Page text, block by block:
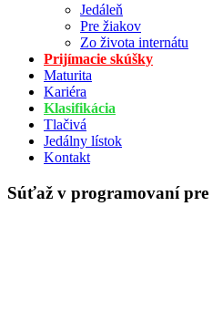
Jedáleň
Pre žiakov
Zo života internátu
Prijímacie skúšky
Maturita
Kariéra
Klasifikácia
Tlačivá
Jedálny lístok
Kontakt
Súťaž v programovaní pre